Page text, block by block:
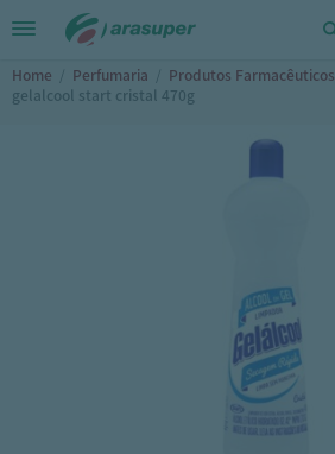
Home / Perfumaria / Produtos Farmacêuticos
gelalcool start cristal 470g